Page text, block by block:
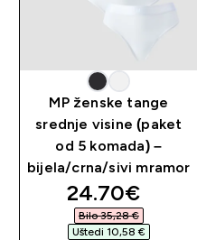
MP ženske tange
srednje visine (paket
od 5 komada) –
bijela/crna/sivi mramor
discounted
24.70€‎
Bilo 35,28 €‎
Uštedi 10,58 €‎